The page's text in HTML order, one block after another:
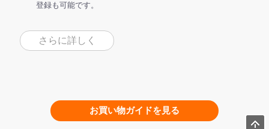
登録も可能です。
さらに詳しく
お買い物ガイドを見る